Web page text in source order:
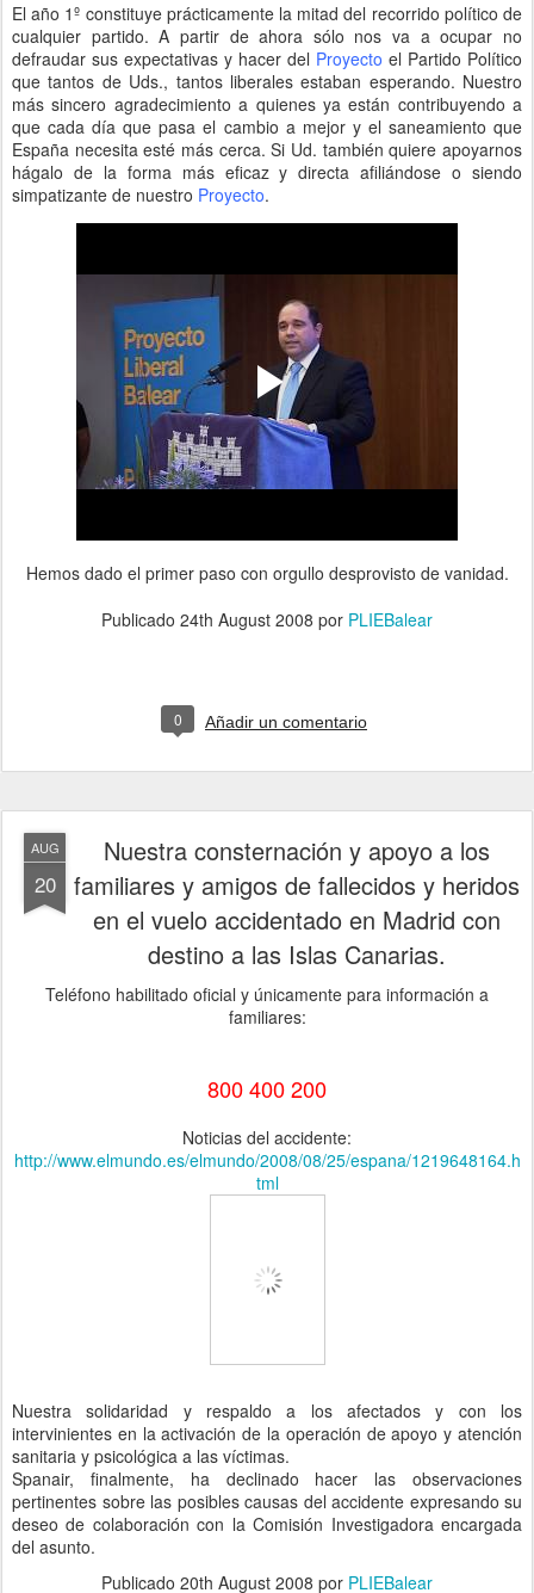
El año 1º constituye prácticamente la mitad del recorrido político de
cualquier partido. A partir de ahora sólo nos va a ocupar no
defraudar sus expectativas y hacer del Proyecto el Partido Político
que tantos de Uds., tantos liberales estaban esperando. Nuestro
más sincero agradecimiento a quienes ya están contribuyendo a
que cada día que pasa el cambio a mejor y el saneamiento que
España necesita esté más cerca. Si Ud. también quiere apoyarnos
hágalo de la forma más eficaz y directa afiliándose o siendo
simpatizante de nuestro Proyecto.
Hemos dado el primer paso con orgullo desprovisto de vanidad.
Publicado 24th August 2008 por PLIEBalear
0 Añadir un comentario
AUG
20
Nuestra consternación y apoyo a los
familiares y amigos de fallecidos y heridos
en el vuelo accidentado en Madrid con
destino a las Islas Canarias.
Teléfono habilitado oficial y únicamente para información a
familiares:
800 400 200
Noticias del accidente:
http://www.elmundo.es/elmundo/2008/08/25/espana/1219648164.h
tml
Nuestra solidaridad y respaldo a los afectados y con los
intervinientes en la activación de la operación de apoyo y atención
sanitaria y psicológica a las víctimas.
Spanair, finalmente, ha declinado hacer las observaciones
pertinentes sobre las posibles causas del accidente expresando su
deseo de colaboración con la Comisión Investigadora encargada
del asunto.
Publicado 20th August 2008 por PLIEBalear